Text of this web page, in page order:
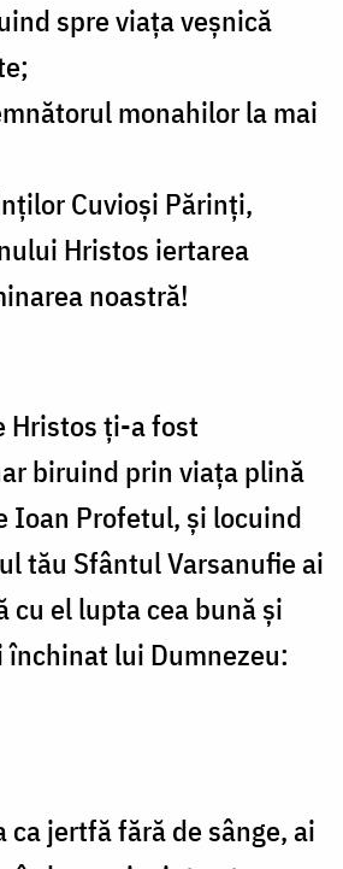
spre viața veșnică
monahilor la mai
Cuvioși Părinți,
Hristos iertarea
noastră!
Hristos ți-a fost
biruind prin viața plină
Ioan Profetul, și locuind
tău Sfântul Varsanufie ai
cu el lupta cea bună și
lui Dumnezeu:
jertfă fără de sânge, ai